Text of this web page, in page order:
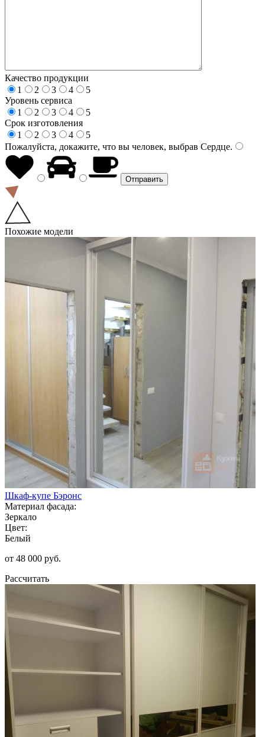
Качество продукции
1
2 3 4
5
Уровень сервиса
1
2 3 4
5
Срок изготовления
1
2 3 4
5
Пожалуйста, докажите, что вы человек, выбрав Сердце.
Похожие модели
Шкаф-купе Бэронс
Материал фасада:
Зеркало
Цвет:
Белый
от 48 000 руб.
Рассчитать